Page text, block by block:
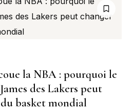
la NBA : pourquoi le
des Lakers peut
basket mondial